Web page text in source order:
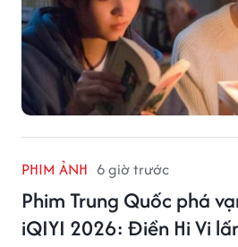
PHIM ẢNH 6 giờ trước
Phim Trung Quốc phá
iQIYI 2026: Điền Hi Vi